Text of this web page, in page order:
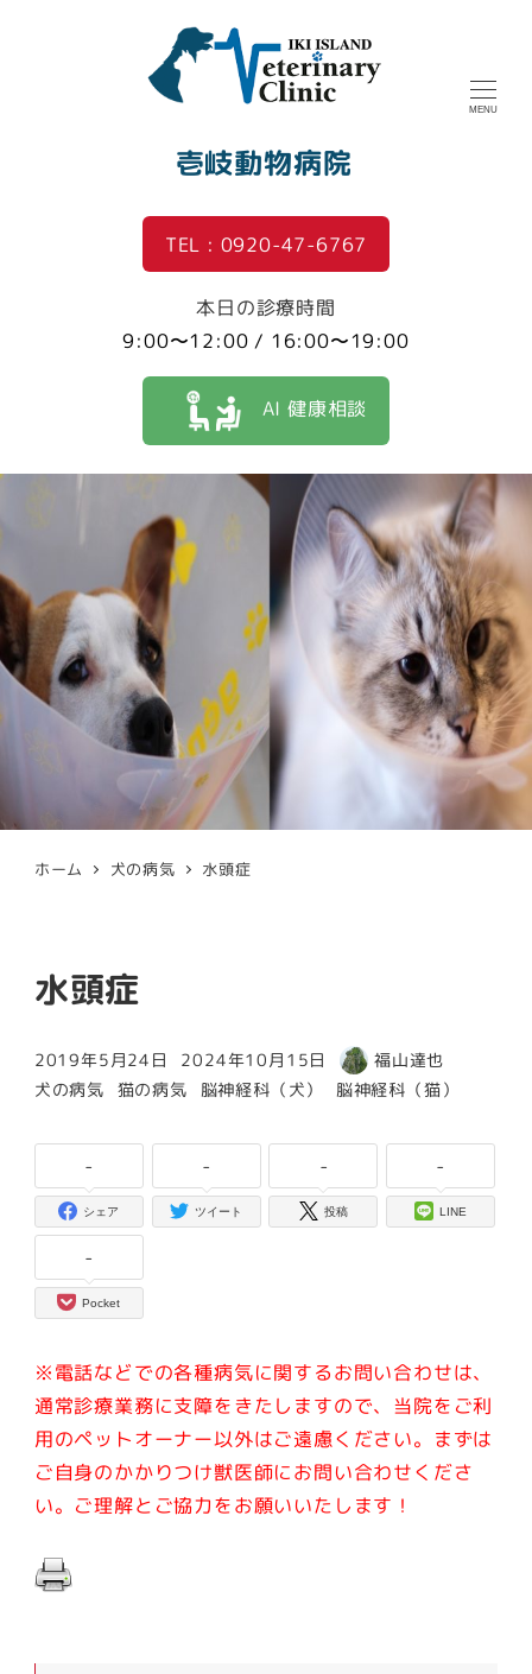
壱岐動物病院
MENU
TEL : 0920-47-6767
本日の診療時間
9:00〜12:00 / 16:00〜19:00
AI 健康相談
ホーム 犬の病気 水頭症
水頭症
投稿日
2019年5月24日
更新日
2024年10月15日
著
者
福山達也
カテゴリー
犬の病気 カテゴリー
猫の病気 カテゴリー
脳神経科（犬） カテゴリー
脳神経科（猫）
-
シェア
-
ツイート
-
投稿
-
LINE
-
Pocket
※電話などでの各種病気に関するお問い合わせは、
通常診療業務に支障をきたしますので、当院をご利
用のペットオーナー以外はご遠慮ください。 まずは
ご自身のかかりつけ獣医師にお問い合わせくださ
い。ご理解とご協力をお願いいたします！